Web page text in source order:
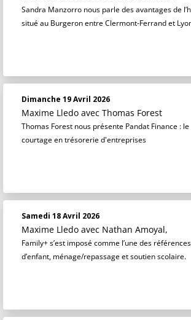
Sandra Manzorro nous parle des avantages de
situé au Burgeron entre Clermont-Ferrand et
Dimanche 19 Avril 2026
Maxime Lledo avec Thomas Forest
Thomas Forest nous présente Pandat Finance :
courtage en trésorerie d'entreprises
Samedi 18 Avril 2026
Maxime Lledo avec Nathan Amoyal,
Family+ s’est imposé comme l’une des
d’enfant, ménage/repassage et soutien scolaire.